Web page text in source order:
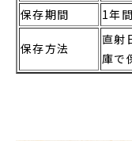
保存期間
1年間
保存方法
直射
庫で